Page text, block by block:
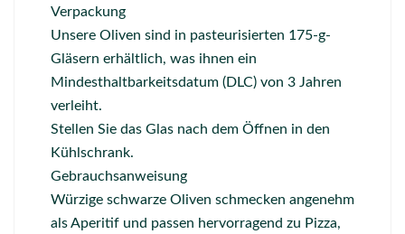
Verpackung
Unsere Oliven sind in pasteurisierten 175-g-
Gläsern erhältlich, was ihnen ein
Mindesthaltbarkeitsdatum (DLC) von 3 Jahren
verleiht.
Stellen Sie das Glas nach dem Öffnen in den
Kühlschrank.
Gebrauchsanweisung
Würzige schwarze Oliven schmecken angenehm
als Aperitif und passen hervorragend zu Pizza,